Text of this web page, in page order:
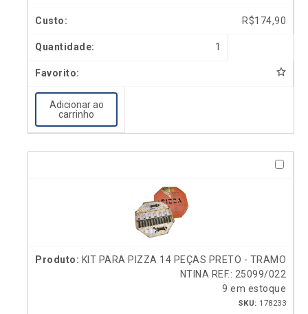
R$174,90
1
Adicionar ao
carrinho
KIT PARA PIZZA 14 PEÇAS PRETO - TRAMO
NTINA REF.: 25099/022
9 em estoque
SKU: 178233